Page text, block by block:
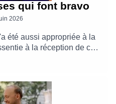
qui font bravo
2026
été aussi appropriée à la
à la réception de ce
à la télé et j'ai coché,
plus grosses cases de ma
Libraires– Commander
» sur la Fnac–